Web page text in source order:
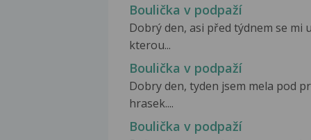
Boulička v podpaží
Dobrý den, asi před týdnem se mi
kterou...
Boulička v podpaží
Dobry den, tyden jsem mela pod
hrasek....
Boulička v podpaží